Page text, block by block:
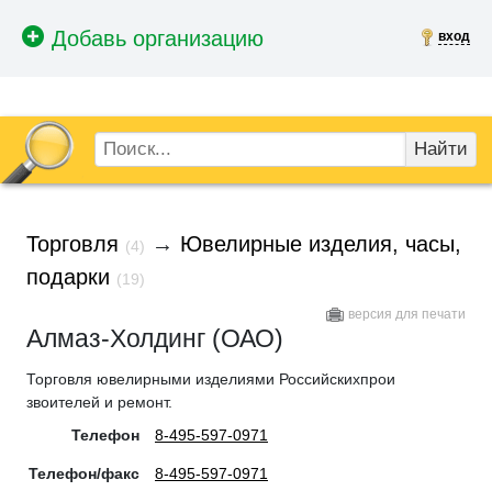
вход
Найти
Торговля (4) → Ювелирные изделия, часы,
подарки (19)
версия для печати
Алмаз-Холдинг (ОАО)
Торговля ювелирными изделиями Российскихпрои
звоителей и ремонт.
Телефон
8-495-597-0971
Телефон/факс 8-495-597-0971